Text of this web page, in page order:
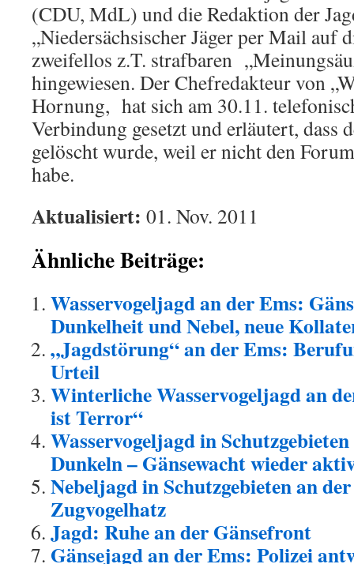
(CDU, MdL) und die Redaktion der
„Niedersächsischer Jäger per Mail auf
zweifellos z.T. strafbaren
hingewiesen. Der Chefredakteur von
Hornung, hat sich am 30.11.
Verbindung gesetzt und erläutert, dass
gelöscht wurde, weil er nicht den
habe.
Aktualisiert: 01. Nov. 2011
Ähnliche Beiträge:
Wasservogeljagd an der Ems:
Dunkelheit und Nebel, neue
„Jagdstörung“ an der Ems:
Urteil
Winterliche Wasservogeljagd an
ist Terror“
Wasservogeljagd in
Dunkeln – Gänsewacht wieder
Nebeljagd in Schutzgebieten an
Zugvogelhatz
Jagd: Ruhe an der Gänsefront
Gänsejagd an der Ems: Polizei